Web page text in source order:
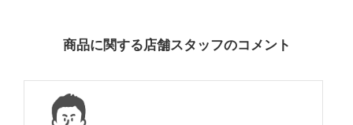
商品に関する店舗スタッフのコメント